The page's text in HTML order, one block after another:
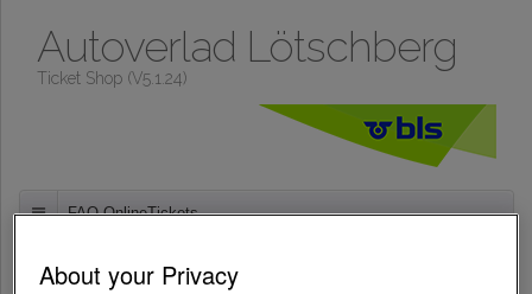
Autoverlad Lötschberg
Ticket Shop (V5.1.24)
FAQ OnlineTickets
um den Ticket Shop.
About your Privacy